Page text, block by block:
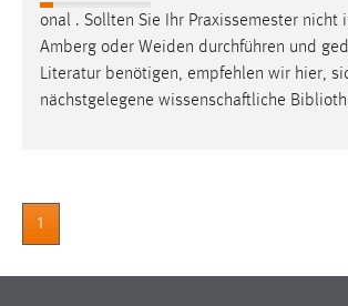
onal . Sollten Sie Ihr Praxissemester nicht
Amberg oder Weiden durchführen und
Literatur benötigen, empfehlen wir hier,
nächstgelegene wissenschaftliche
1
Anbieter:
Zweck:
Conversion-Tracking